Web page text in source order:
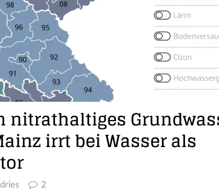
nitrathaltiges
irrt bei Wasser als
2